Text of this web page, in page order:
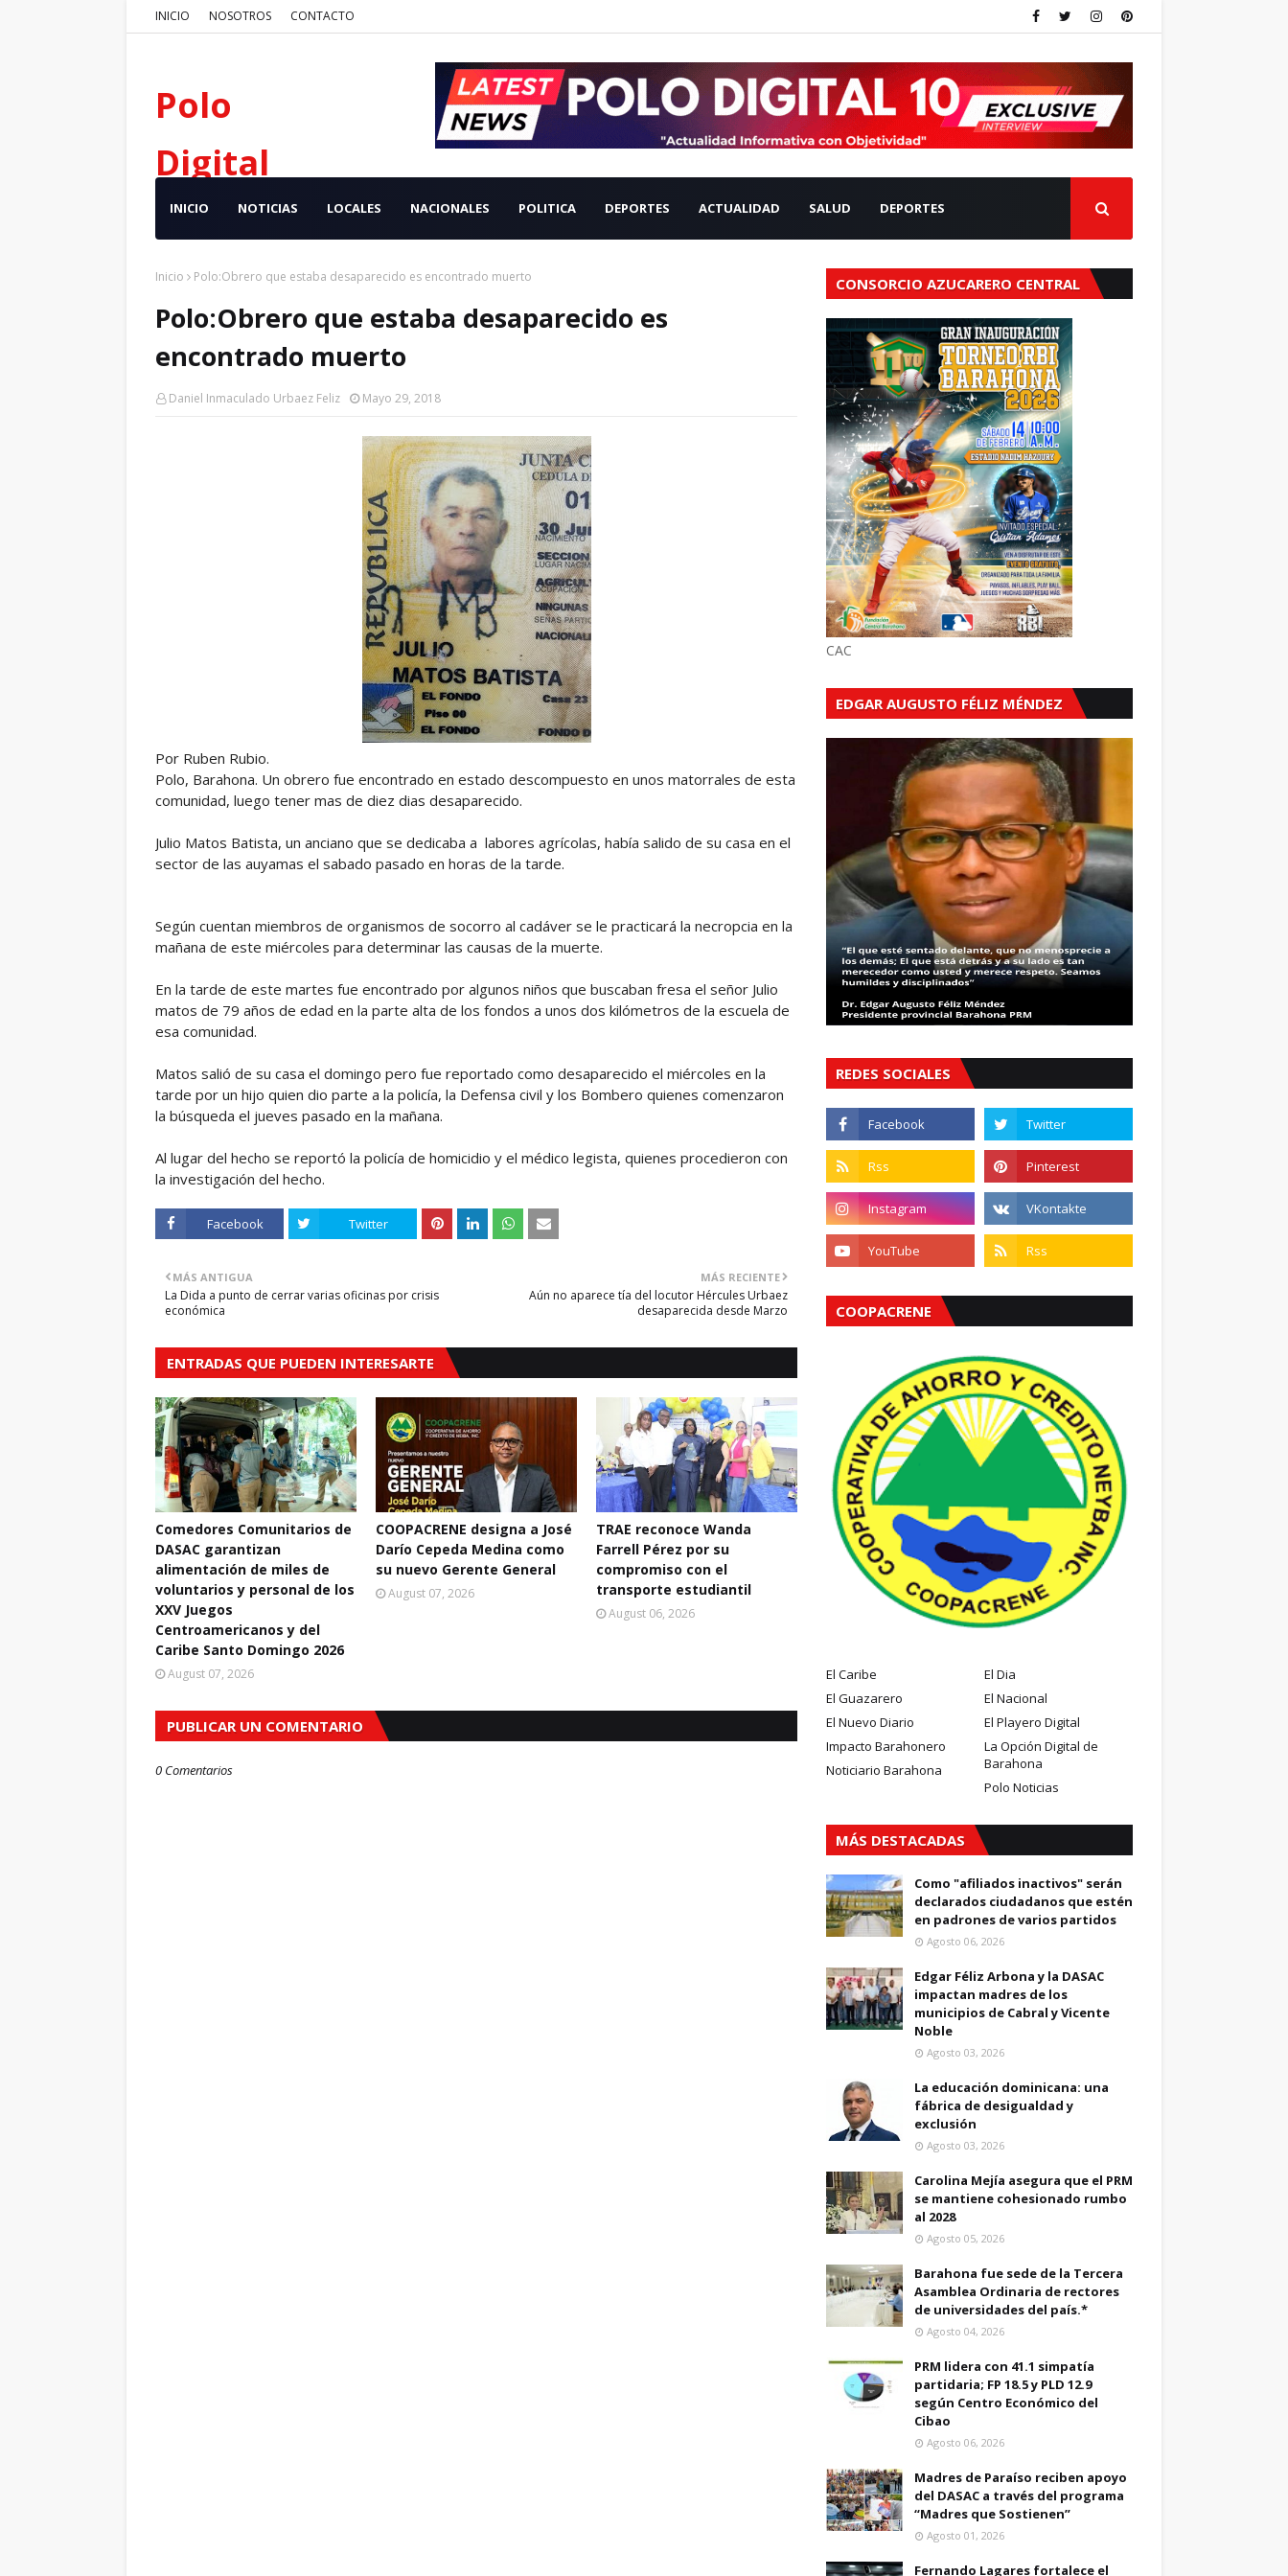
INICIO NOSOTROS CONTACTO
Polo
Digital
INICIO NOTICIAS LOCALES NACIONALES POLITICA DEPORTES ACTUALIDAD SALUD DEPORTES
Inicio Polo:Obrero que estaba desaparecido es encontrado muerto
Polo:Obrero que estaba desaparecido es
encontrado muerto
Daniel Inmaculado Urbaez Feliz Mayo 29, 2018
Por Ruben Rubio.
Polo, Barahona. Un obrero fue encontrado en estado descompuesto en unos matorrales de esta
comunidad, luego tener mas de diez dias desaparecido.
Julio Matos Batista, un anciano que se dedicaba a labores agrícolas, había salido de su casa en el
sector de las auyamas el sabado pasado en horas de la tarde.
Según cuentan miembros de organismos de socorro al cadáver se le practicará la necropcia en la
mañana de este miércoles para determinar las causas de la muerte.
En la tarde de este martes fue encontrado por algunos niños que buscaban fresa el señor Julio
matos de 79 años de edad en la parte alta de los fondos a unos dos kilómetros de la escuela de
esa comunidad.
Matos salió de su casa el domingo pero fue reportado como desaparecido el miércoles en la
tarde por un hijo quien dio parte a la policía, la Defensa civil y los Bombero quienes comenzaron
la búsqueda el jueves pasado en la mañana.
Al lugar del hecho se reportó la policía de homicidio y el médico legista, quienes procedieron con
la investigación del hecho.
Facebook Twitter
MÁS RECIENTE
Aún no aparece tía del locutor Hércules Urbaez
desaparecida desde Marzo
MÁS ANTIGUA
La Dida a punto de cerrar varias oficinas por crisis
económica
ENTRADAS QUE PUEDEN INTERESARTE
Comedores Comunitarios de
DASAC garantizan
alimentación de miles de
voluntarios y personal de los
XXV Juegos
Centroamericanos y del
Caribe Santo Domingo 2026
August 07, 2026
COOPACRENE designa a José
Darío Cepeda Medina como
su nuevo Gerente General
August 07, 2026
TRAE reconoce Wanda
Farrell Pérez por su
compromiso con el
transporte estudiantil
August 06, 2026
PUBLICAR UN COMENTARIO
0 Comentarios
CONSORCIO AZUCARERO CENTRAL
CAC
EDGAR AUGUSTO FÉLIZ MÉNDEZ
REDES SOCIALES
COOPACRENE
El Caribe
El Dia
El Guazarero
El Nacional
El Nuevo Diario
El Playero Digital
Impacto Barahonero
La Opción Digital de
Barahona
Noticiario Barahona
Polo Noticias
MÁS DESTACADAS
Como "afiliados inactivos" serán
declarados ciudadanos que estén
en padrones de varios partidos
Agosto 06, 2026
Edgar Féliz Arbona y la DASAC
impactan madres de los
municipios de Cabral y Vicente
Noble
Agosto 03, 2026
La educación dominicana: una
fábrica de desigualdad y
exclusión
Agosto 03, 2026
Carolina Mejía asegura que el PRM
se mantiene cohesionado rumbo
al 2028
Agosto 05, 2026
Barahona fue sede de la Tercera
Asamblea Ordinaria de rectores
de universidades del país.*
Agosto 04, 2026
PRM lidera con 41.1 simpatía
partidaria; FP 18.5 y PLD 12.9
según Centro Económico del
Cibao
Agosto 06, 2026
Madres de Paraíso reciben apoyo
del DASAC a través del programa
“Madres que Sostienen”
Agosto 01, 2026
Fernando Lagares fortalece el